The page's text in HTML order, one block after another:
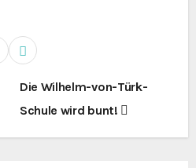
Die Wilhelm-von-Türk-
Schule wird bunt!